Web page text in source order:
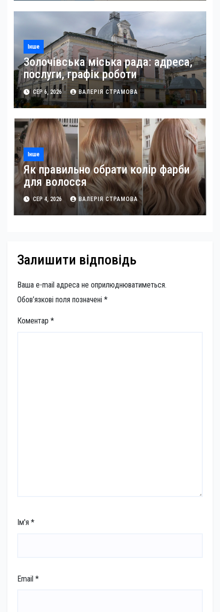
Інше
Золочівська міська рада: адреса,
послуги, графік роботи
СЕР 6, 2026 ВАЛЕРІЯ СТРАМОВА
Інше
Як правильно обрати колір фарби
для волосся
СЕР 4, 2026 ВАЛЕРІЯ СТРАМОВА
Залишити відповідь
Ваша e-mail адреса не оприлюднюватиметься.
Обов’язкові поля позначені *
Коментар *
Ім'я *
Email *